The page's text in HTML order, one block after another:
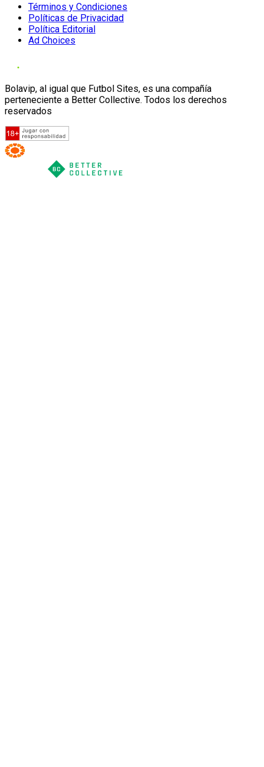
Términos y Condiciones
Políticas de Privacidad
Política Editorial
Ad Choices
Bolavip, al igual que Futbol Sites, es una compañía
perteneciente a Better Collective. Todos los derechos
reservados